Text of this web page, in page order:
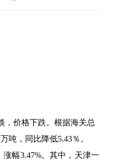
，价格下跌。根据海关总
吨，同比降低5.43％。
幅3.47%。其中，天津一